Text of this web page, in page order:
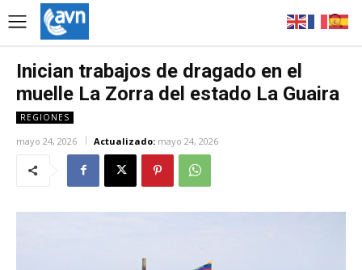
Inician trabajos de dragado en el
muelle La Zorra del estado La Guaira
REGIONES
mayo 24, 2026 Actualizado: mayo 24, 2026